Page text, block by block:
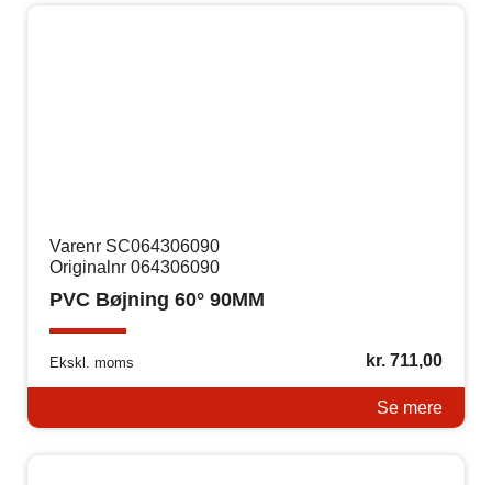
Varenr SC064306090
Originalnr 064306090
PVC Bøjning 60° 90MM
Ekskl. moms kr.711,00
Se mere